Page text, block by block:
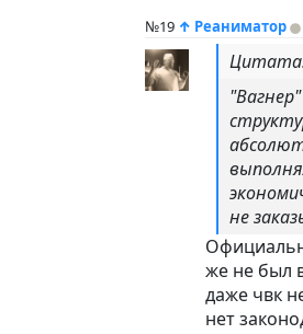
№19 ↑ Реаниматор
не
же не был
даже чвк
нет